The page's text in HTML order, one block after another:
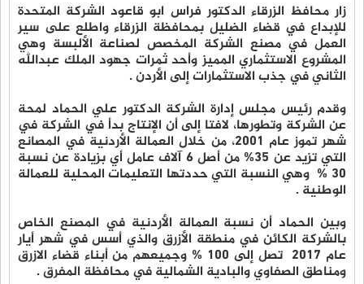
زار محافظ الزرقاء الدكتور فراس ابو قاعود الشركة المتحدة
للإبداع في قضاء الضليل بمحافظة الزرقاء واطلع على سير
العمل في مصنع الشركة المخصص لصناعة الألبسة وهي
المشروع الاستثماري المميز وأحد ثمرات جهود الملك عبدالله
الثاني في جذب الاستثمارات إلى الأردن .
وقدم رئيس مجلس إدارة الشركة الدكتور علي الحماد لمحة
عن الشركة وتطورها، لافتا إلى أن الإنتاج بدأ في الشركة في
شهر تموز عام 2001، من خلال العمالة الأردنية في المصانع
التي تزيد عن 35% من أصل 6 آلاف عامل أي بزيادة عن نسبة
30 % وهي النسبة التي حددتها التعليمات المحلية للعمالة
الوطنية .
وبين الحماد أن نسبة العمالة الأردنية في المصنع الخاص
بالشركة الكائن في منطقة الأزرق والذي أسس في شهر أيار
عام 2017 تصل إلى 100 % وجميعهم من أبناء قضاء الازرق
ومناطق الصفاوي والبادية الشمالية في محافظة المفرق .